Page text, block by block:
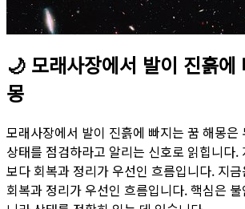
🌙 모래사장에서 발이 진흙에
몽
모래사장에서 발이 진흙에 빠지는 꿈 해몽은
상태를 점검하라고 알리는 신호로 읽힙니다.
보다 회복과 정리가 우선인 흐름입니다. 지
회복과 정리가 우선인 흐름입니다. 핵심은